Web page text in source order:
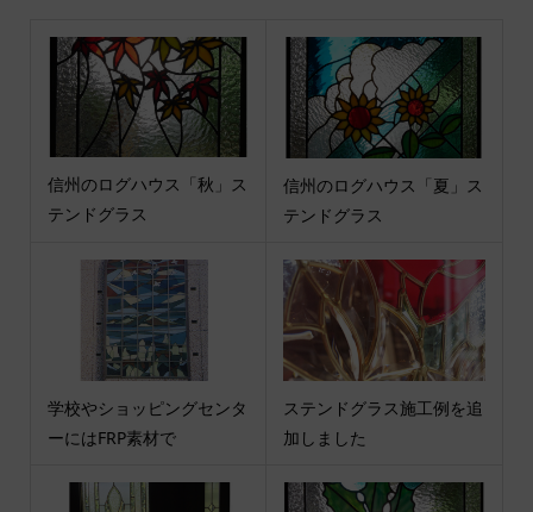
信州のログハウス「秋」ス
テンドグラス
信州のログハウス「夏」ス
テンドグラス
学校やショッピングセンタ
ーにはFRP素材で
ステンドグラス施工例を追
加しました